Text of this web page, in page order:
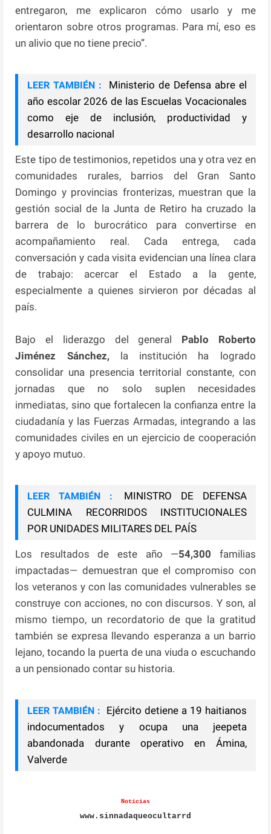
entregaron, me explicaron cómo usarlo y me
orientaron sobre otros programas. Para mí, eso es
un alivio que no tiene precio”.
LEER TAMBIÉN :
Ministerio de Defensa abre el
año escolar 2026 de las Escuelas Vocacionales
como eje de inclusión, productividad y
desarrollo nacional
Este tipo de testimonios, repetidos una y otra vez en
comunidades rurales, barrios del Gran Santo
Domingo y provincias fronterizas, muestran que la
gestión social de la Junta de Retiro ha cruzado la
barrera de lo burocrático para convertirse en
acompañamiento real. Cada entrega, cada
conversación y cada visita evidencian una línea clara
de trabajo: acercar el Estado a la gente,
especialmente a quienes sirvieron por décadas al
país.
Bajo el liderazgo del general Pablo Roberto
Jiménez Sánchez,la institución ha logrado
consolidar una presencia territorial constante, con
jornadas que no solo suplen necesidades
inmediatas, sino que fortalecen la confianza entre la
ciudadanía y las Fuerzas Armadas, integrando a las
comunidades civiles en un ejercicio de cooperación
y apoyo mutuo.
LEER TAMBIÉN :
MINISTRO DE DEFENSA
CULMINA RECORRIDOS INSTITUCIONALES
POR UNIDADES MILITARES DEL PAÍS
Los resultados de este año —54,300 familias
impactadas— demuestran que el compromiso con
los veteranos y con las comunidades vulnerables se
construye con acciones, no con discursos. Y son, al
mismo tiempo, un recordatorio de que la gratitud
también se expresa llevando esperanza a un barrio
lejano, tocando la puerta de una viuda o escuchando
a un pensionado contar su historia.
LEER TAMBIÉN :
Ejército detiene a 19 haitianos
indocumentados y ocupa una jeepeta
abandonada durante operativo en Ámina,
Valverde
Noticias
www.sinnadaqueocultarrd